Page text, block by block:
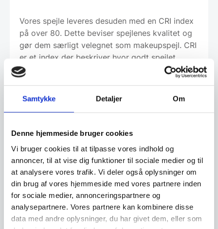
Samtykke Detaljer Om
Denne hjemmeside bruger cookies
Vi bruger cookies til at tilpasse vores indhold og
annoncer, til at vise dig funktioner til sociale medier og til
at analysere vores trafik. Vi deler også oplysninger om
din brug af vores hjemmeside med vores partnere inden
for sociale medier, annonceringspartnere og
analysepartnere. Vores partnere kan kombinere disse
data med andre oplysninger, du har givet dem, eller som
Vores spejle leveres desuden med en CRI index
på over 80. Dette beviser spejlenes kvalitet og
gør dem særligt velegnet som makeupspejl. CRI
er et index der beskriver hvor godt spejlet
gengiver farver – desto højere tal desto bedre
eller hvor du har brug for et flot spejl.
Ophæng: der medfølger påmonteret beslag,
samt plugs og skruer. Spejlet kan monteres
både vandret og lodret.